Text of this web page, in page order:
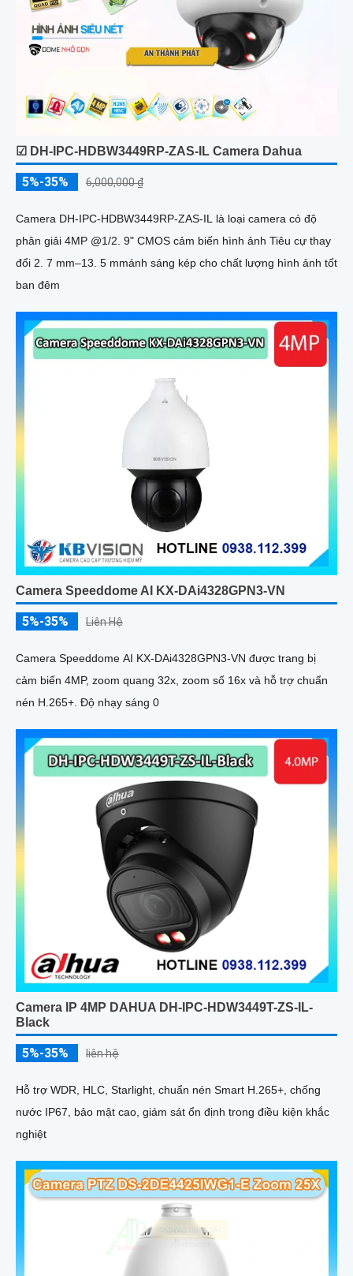
☑ DH-IPC-HDBW3449RP-ZAS-IL Camera Dahua
5%-35% 6,000,000 ₫
Camera DH-IPC-HDBW3449RP-ZAS-IL là loại camera có độ
phân giải 4MP @1/2. 9" CMOS cảm biến hình ảnh Tiêu cự thay
đổi 2. 7 mm–13. 5 mmánh sáng kép cho chất lượng hình ảnh tốt
ban đêm
Camera Speeddome AI KX-DAi4328GPN3-VN
5%-35% Liên Hệ
Camera Speeddome AI KX-DAi4328GPN3-VN được trang bị
cảm biến 4MP, zoom quang 32x, zoom số 16x và hỗ trợ chuẩn
nén H.265+. Độ nhạy sáng 0
Camera IP 4MP DAHUA DH-IPC-HDW3449T-ZS-IL-
Black
5%-35% liên hệ
Hỗ trợ WDR, HLC, Starlight, chuẩn nén Smart H.265+, chống
nước IP67, bảo mật cao, giám sát ổn định trong điều kiện khắc
nghiệt